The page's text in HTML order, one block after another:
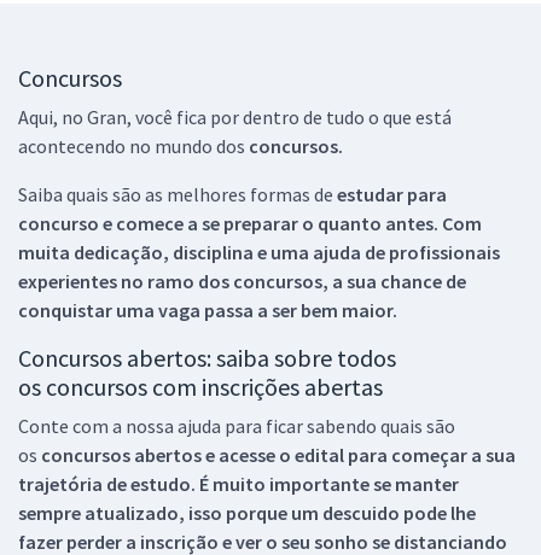
Concursos
Aqui, no Gran, você fica por dentro de tudo o que está
acontecendo no mundo dos concursos.
Saiba quais são as melhores formas de estudar para
concurso e comece a se preparar o quanto antes. Com
muita dedicação, disciplina e uma ajuda de profissionais
experientes no ramo dos concursos, a sua chance de
conquistar uma vaga passa a ser bem maior.
Concursos abertos: saiba sobre todos
os concursos com inscrições abertas
Conte com a nossa ajuda para ficar sabendo quais são
os concursos abertos e acesse o edital para começar a sua
trajetória de estudo. É muito importante se manter
sempre atualizado, isso porque um descuido pode lhe
fazer perder a inscrição e ver o seu sonho se distanciando